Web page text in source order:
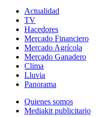
Actualidad
TV
Hacedores
Mercado Financiero
Mercado Agrícola
Mercado Ganadero
Clima
Lluvia
Panorama
Quienes somos
Mediakit publicitario